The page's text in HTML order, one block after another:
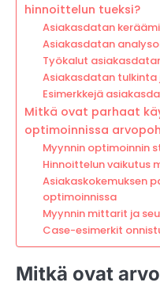
hinnoittelun tueksi?
Asiakasdatan
Asiakasdatan
Työkalut
Asiakasdatan
Esimerkkejä
Mitkä ovat parhaat
optimoinnissa
Myynnin optimoinnin
Hinnoittelun vaikutus
Asiakaskokemuksen
optimoinnissa
Myynnin mittarit ja
Case-esimerkit
Mitkä ovat